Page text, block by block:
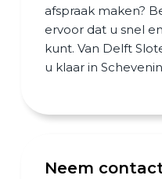
afspraak maken?
ervoor dat u snel
kunt. Van Delft
u klaar in
Neem